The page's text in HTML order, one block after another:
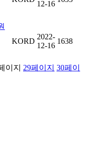
12-16
KORD
2022-
12-16
1638
이지 29페이지 30페이